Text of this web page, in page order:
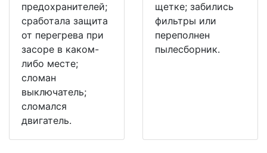
предохранителей;
сработала защита
от перегрева при
засоре в каком-
либо месте;
сломан
выключатель;
сломался
двигатель.
щетке; забились
фильтры или
переполнен
пылесборник.